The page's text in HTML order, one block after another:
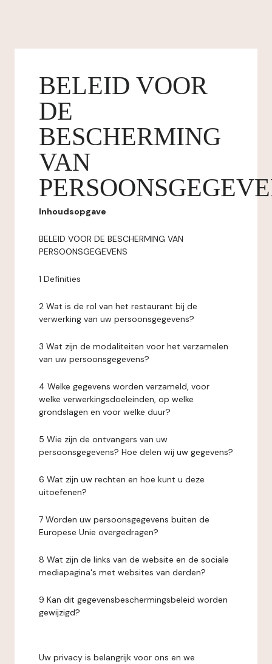
BELEID VOOR
DE
BESCHERMING
VAN
Inhoudsopgave
BELEID VOOR DE BESCHERMING VAN
PERSOONSGEGEVENS
1 Definities
2 Wat is de rol van het restaurant bij de
verwerking van uw persoonsgegevens?
3 Wat zijn de modaliteiten voor het verzamelen
van uw persoonsgegevens?
4 Welke gegevens worden verzameld, voor
welke verwerkingsdoeleinden, op welke
grondslagen en voor welke duur?
5 Wie zijn de ontvangers van uw
persoonsgegevens? Hoe delen wij uw gegevens?
6 Wat zijn uw rechten en hoe kunt u deze
uitoefenen?
7 Worden uw persoonsgegevens buiten de
Europese Unie overgedragen?
8 Wat zijn de links van de website en de sociale
mediapagina's met websites van derden?
9 Kan dit gegevensbeschermingsbeleid worden
gewijzigd?
Uw privacy is belangrijk voor ons en we